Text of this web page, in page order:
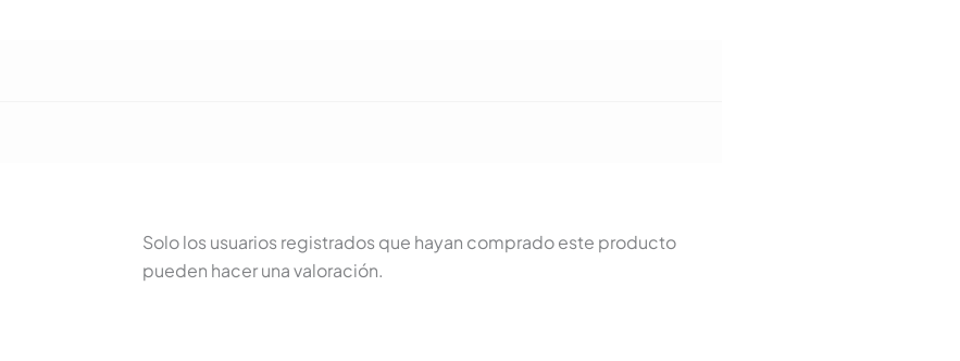
Solo los usuarios registrados que hayan comprado este producto
pueden hacer una valoración.